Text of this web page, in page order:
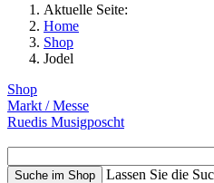
Aktuelle Seite:
Home
Shop
Jodel
Shop
Markt / Messe
Ruedis Musigposcht
Lassen Sie die